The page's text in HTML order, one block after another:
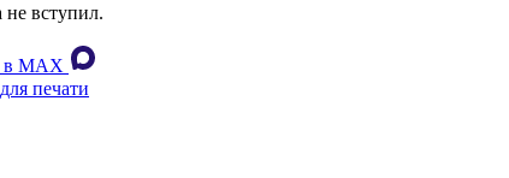
вступил.
в MAХ
печати